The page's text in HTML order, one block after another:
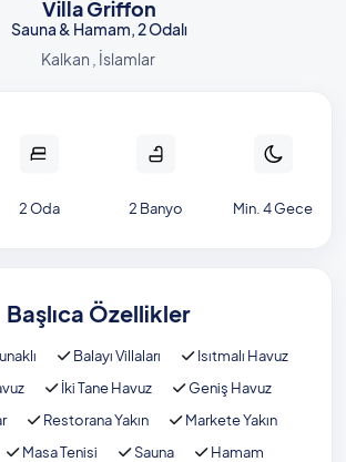
Villa Griffon
Sauna & Hamam, 2 Odalı
Kalkan , İslamlar
2 Oda 2 Banyo Min. 4 Gece
Başlıca Özellikler
Balayı Villaları
Isıtmalı Havuz
İki Tane Havuz
Geniş Havuz
Restorana Yakın
Markete Yakın
Masa Tenisi Sauna Hamam